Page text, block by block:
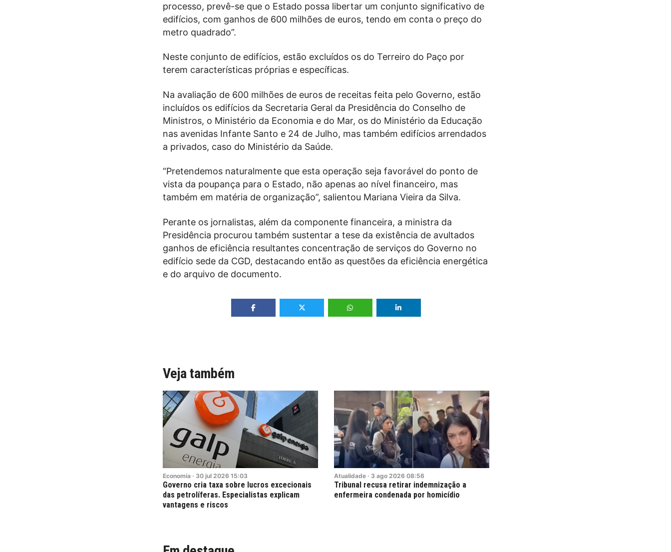
processo, prevê-se que o Estado possa libertar um conjunto significativo de
edifícios, com ganhos de 600 milhões de euros, tendo em conta o preço do
metro quadrado”.
Neste conjunto de edifícios, estão excluídos os do Terreiro do Paço por
terem características próprias e específicas.
Na avaliação de 600 milhões de euros de receitas feita pelo Governo, estão
incluídos os edifícios da Secretaria Geral da Presidência do Conselho de
Ministros, o Ministério da Economia e do Mar, os do Ministério da Educação
nas avenidas Infante Santo e 24 de Julho, mas também edifícios arrendados
a privados, caso do Ministério da Saúde.
“Pretendemos naturalmente que esta operação seja favorável do ponto de
vista da poupança para o Estado, não apenas ao nível financeiro, mas
também em matéria de organização”, salientou Mariana Vieira da Silva.
Perante os jornalistas, além da componente financeira, a ministra da
Presidência procurou também sustentar a tese da existência de avultados
ganhos de eficiência resultantes concentração de serviços do Governo no
edifício sede da CGD, destacando então as questões da eficiência energética
e do arquivo de documento.
Veja também
Economia · 30 jul 2026 15:03
Governo cria taxa sobre lucros excecionais
das petrolíferas. Especialistas explicam
vantagens e riscos
Atualidade · 3 ago 2026 08:56
Tribunal recusa retirar indemnização a
enfermeira condenada por homicídio